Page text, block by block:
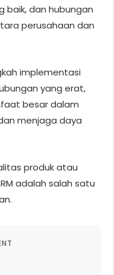
baik, dan hubungan
perusahaan dan
implementasi
yang erat,
besar dalam
menjaga daya
produk atau
adalah salah satu